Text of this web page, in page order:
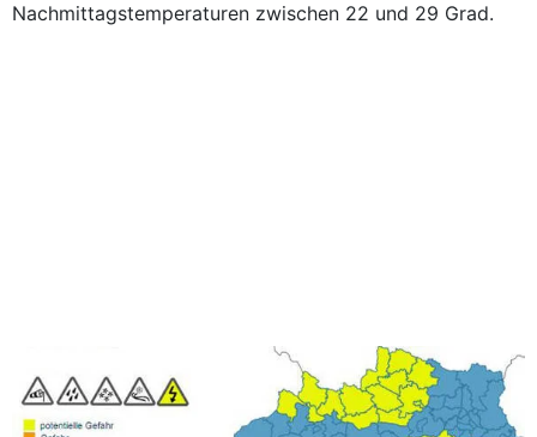
Nachmittagstemperaturen zwischen 22 und 29 Grad.